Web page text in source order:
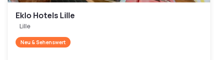
Eklo Hotels Lille
Lille
Neu & Sehenswert